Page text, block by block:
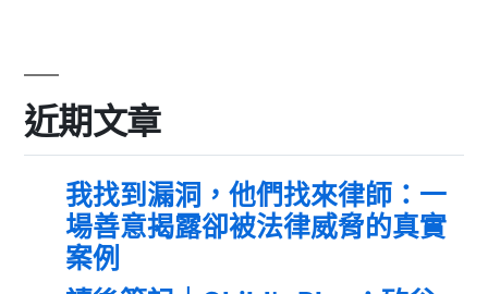
近期文章
我找到漏洞，他們找來律師：一
場善意揭露卻被法律威脅的真實
案例